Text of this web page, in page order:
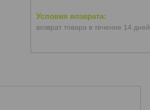
возврат товара в течение 14 дней